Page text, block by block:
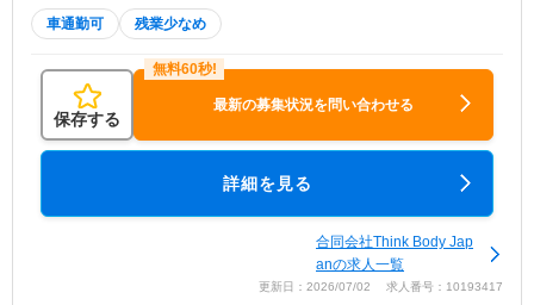
車通勤可 残業少なめ
保存する
最新の募集状況を問い合わせる
詳細を見る
合同会社Think Body Jap
anの求人一覧
更新日：2026/07/02 求人番号：10193417